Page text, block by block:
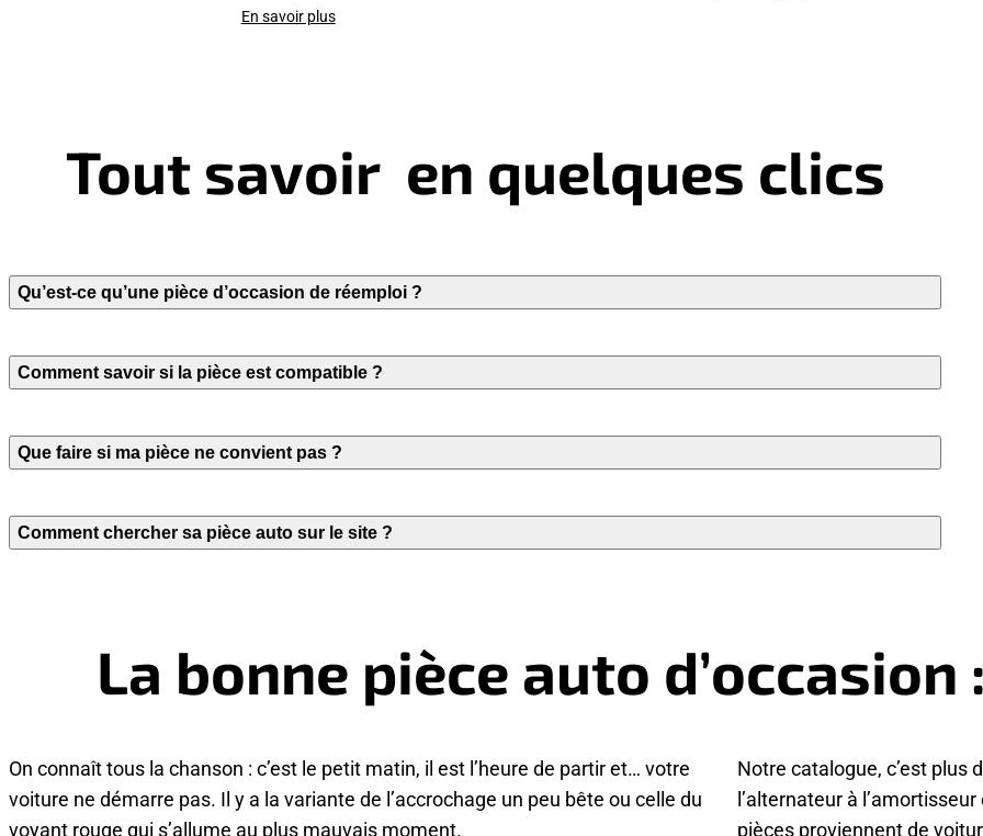
En savoir plus
Tout savoir en quelques clics
Qu’est-ce qu’une pièce d’occasion de réemploi ?
Comment savoir si la pièce est compatible ?
Que faire si ma pièce ne convient pas ?
Comment chercher sa pièce auto sur le site ?
La bonne pièce auto
On connaît tous la chanson : c’est le petit matin, il est l’heure de partir et… votre
voiture ne démarre pas. Il y a la variante de l’accrochage un peu bête ou celle du
voyant rouge qui s’allume au plus mauvais moment.
Notre catalogue, c’est plus
l’alternateur à
pièces proviennent de